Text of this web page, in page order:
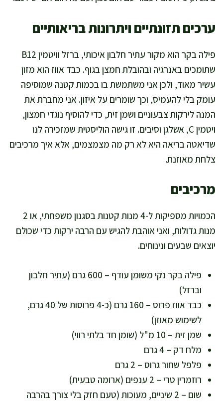
ערכים תזונתיים ויתרונות בריאותיים
פילה בקר הוא מקור עתיר חלבון איכותי, ברזל וויטמין B12
שתומכים באנרגיה ובהובלת חמצן בגוף. כבד אווז הוא מזון
עשיר מאוד, ולכן אני משתמשת בו בכמות קטנה שמוסיפה
עומק בלי להעמיס, וכך שומרים על איזון. אני מחברת את
המנה לירקות צבעוניים ושמן זית, כדי להוסיף נוגדי חמצון,
ויטמין C, אשלגן וסיבים. זו גישה הוליסטית שמזכירה לנו
שדיאטה בריאה היא לא רק מה מצמצמים, אלא איך מרכיבים
צלחת מאוזנת.
מרכיבים
הכמויות מספיקות ל-4 מנות קטנות בסגנון משפחתי, או 2
מנות גדולות, ואני אוהבת להגיש עם הרבה ירקות כדי שכולם
יוצאים שבעים ונינוחים.
פילה בקר נקי משומן עודף – 600 גרם (עתיר חלבון
וברזל)
כבד אווז פרוס – 160 גרם (כ-4 פרוסות של 40 גרם,
לשימוש מאוזן)
שמן זית – 10 מ"ל (שומן חד בלתי רווי)
מלח דק – 4 גרם
פלפל שחור גרוס – 2 גרם
רוזמרין טרי – 2 ענפים (ארומה טבעית)
שום – 2 שיניים, מעוכות (טעם חזק בלי צורך בהרבה